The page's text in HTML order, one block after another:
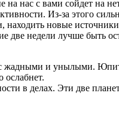
на нас с вами сойдет на
Из-за этого
находить новые
две недели лучше быть
жадными и унылыми.
ослабнет.
в делах. Эти две